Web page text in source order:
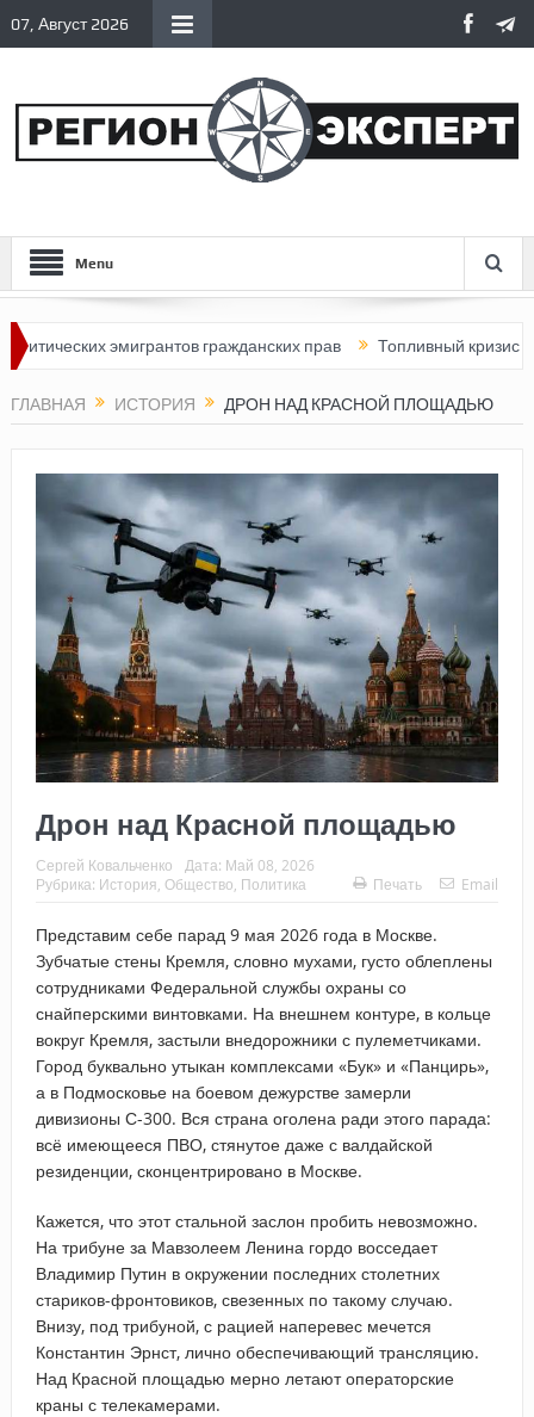
07, Август 2026
Menu
эмигрантов гражданских прав Топливный кризис в
ГЛАВНАЯ ИСТОРИЯ ДРОН НАД КРАСНОЙ ПЛОЩАДЬЮ
Дрон над Красной площадью
Сергей Ковальченко Дата: Май 08, 2026
Рубрика: История Общество Политика Печать Email
Представим себе парад 9 мая 2026 года в Москве.
Зубчатые стены Кремля, словно мухами, густо облеплены
сотрудниками Федеральной службы охраны со
снайперскими винтовками. На внешнем контуре, в кольце
вокруг Кремля, застыли внедорожники с пулеметчиками.
Город буквально утыкан комплексами «Бук» и «Панцирь»,
а в Подмосковье на боевом дежурстве замерли
дивизионы С-300. Вся страна оголена ради этого парада:
всё имеющееся ПВО, стянутое даже с валдайской
резиденции, сконцентрировано в Москве.
Кажется, что этот стальной заслон пробить невозможно.
На трибуне за Мавзолеем Ленина гордо восседает
Владимир Путин в окружении последних столетних
стариков-фронтовиков, свезенных по такому случаю.
Внизу, под трибуной, с рацией наперевес мечется
Константин Эрнст, лично обеспечивающий трансляцию.
Над Красной площадью мерно летают операторские
краны с телекамерами.